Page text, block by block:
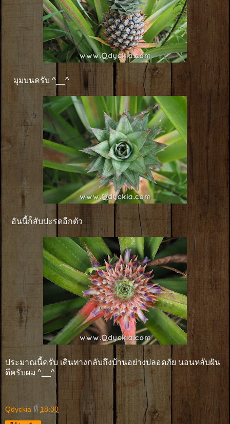
มุมบนครับ ^__^
อันนี้ก็สับปะรดอีกตัว
ประมาณนี้ครับ เดินทางกลับถึงบ้านอย่างปลอดภัย นอนหลับฝัน
ดีครับผม ^__^
Qdyckia ที่ 18:30